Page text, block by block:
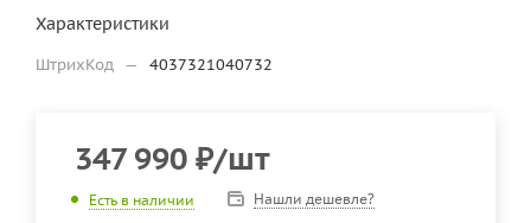
Характеристики
ШтрихКод — 4037321040732
347 990 ₽/шт
Есть в наличии Нашли дешевле?